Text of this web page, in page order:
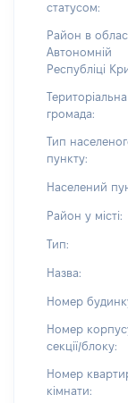
статусом:
Район в
Автономній
Республіці
Територіальна
громада:
Тип
пункту:
Населений
Район у місті:
Тип:
Назва:
Номер
Номер
секції/блоку:
Номер
кімнати: